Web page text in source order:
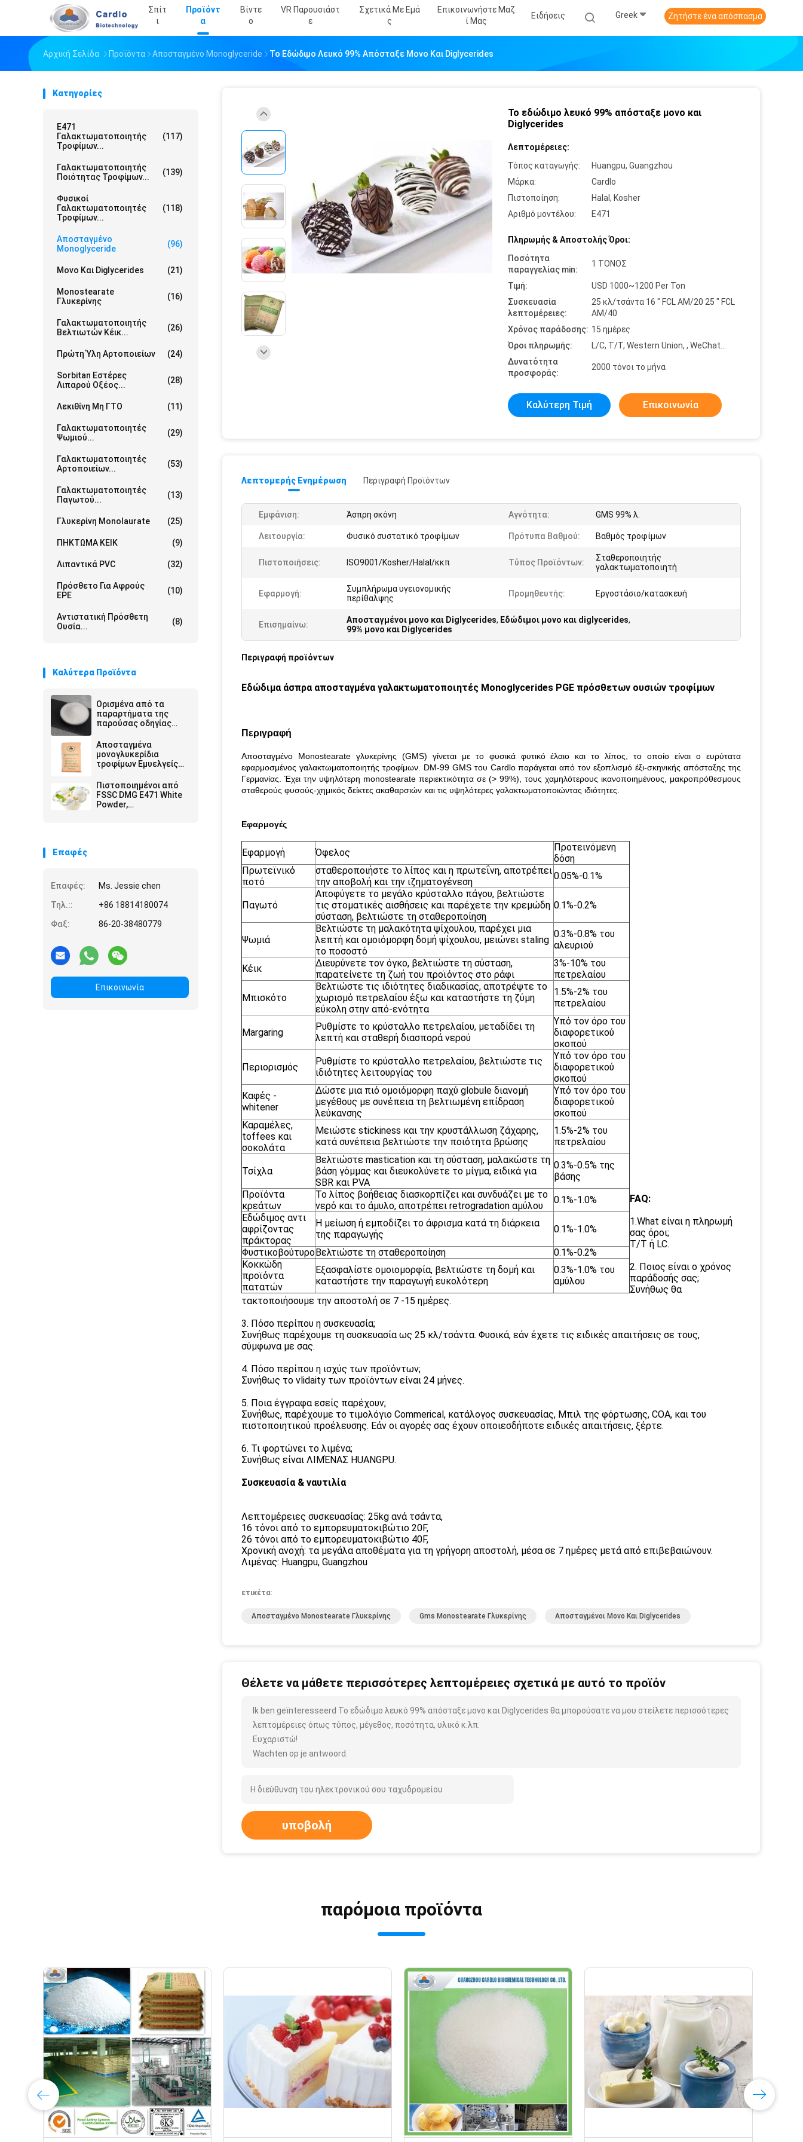
Σπίτ
Ι
Προϊόντ
Α
Βίντε
Ο
VR Παρουσιάστ
Ε
Σχετικά Με Εμά
Σ
Επικοινωνήστε Μαζ
Ί Μας
Ειδήσεις Greek Ζητήστε ένα απόσπασμα
Αρχική Σελίδα Προϊόντα Αποσταγμένο Monoglyceride Το Εδώδιμο Λευκό 99% Απόσταξε Μονο Και Diglycerides
Κατηγορίες
E471
Γαλακτωματοποιητής
Τροφίμων...
(117)
Γαλακτωματοποιητής
Ποιότητας Τροφίμων...
(139)
Φυσικοί
Γαλακτωματοποιητές
Τροφίμων...
(118)
Αποσταγμένο
Monoglyceride
(96)
Μονο Και Diglycerides (21)
Monostearate
Γλυκερίνης
(16)
Γαλακτωματοποιητής
Βελτιωτών Κέικ...
(26)
Πρώτη Ύλη Αρτοποιείων (24)
Sorbitan Εστέρες
Λιπαρού Οξέος...
(28)
Λεκιθίνη Μη ΓΤΟ (11)
Γαλακτωματοποιητές
Ψωμιού...
(29)
Γαλακτωματοποιητές
Αρτοποιείων...
(53)
Γαλακτωματοποιητές
Παγωτού...
(13)
Γλυκερίνη Monolaurate (25)
ΠΗΚΤΩΜΑ ΚΕΙΚ (9)
Λιπαντικά PVC (32)
Πρόσθετο Για Αφρούς
EPE
(10)
Αντιστατική Πρόσθετη
Ουσία...
(8)
Καλύτερα Προϊόντα
Ορισμένα από τα
παραρτήματα της
παρούσας οδηγίας
περιλαμβάνονται στο
παράρτημα της
παρούσας οδηγίας.
Αποσταγμένα
μονογλυκερίδια
τροφίμων Εμυελγείς
παραγωγή DATEM
Πιστοποιημένοι από
FSSC DMG E471 White
Powder,
Επαφές
Επαφές:
Ms. Jessie chen
Τηλ.::
+86 18814180074
Φαξ:
86-20-38480779
Επικοινωνία
Το εδώδιμο λευκό 99% απόσταξε μονο και
Diglycerides
Λεπτομέρειες:
Τόπος καταγωγής:
Huangpu, Guangzhou
Μάρκα:
Cardlo
Πιστοποίηση:
Halal, Kosher
Αριθμό μοντέλου:
E471
Πληρωμής & Αποστολής Όροι:
Ποσότητα
παραγγελίας min:
1 ΤΟΝΟΣ
Τιμή:
USD 1000~1200 Per Ton
Συσκευασία
λεπτομέρειες:
25 κλ/τσάντα 16 " FCL ΑΜ/20 25 " FCL
ΑΜ/40
Χρόνος παράδοσης: 15 ημέρες
Όροι πληρωμής:
L/C, T/T, Western Union, , WeChat…
Δυνατότητα
προσφοράς:
2000 τόνοι το μήνα
Καλύτερη Τιμή Επικοινωνία
Λεπτομερής Ενημέρωση Περιγραφή Προϊόντων
Εμφάνιση: Άσπρη σκόνη Αγνότητα: GMS 99% λ.
Λειτουργία: Φυσικό συστατικό τροφίμων Πρότυπα Βαθμού: Βαθμός τροφίμων
Πιστοποιήσεις: ISO9001/Kosher/Halal/κκπ Τύπος Προϊόντων:
Σταθεροποιητής
γαλακτωματοποιητή
Εφαρμογή:
Συμπλήρωμα υγειονομικής
περίθαλψης
Προμηθευτής: Εργοστάσιο/κατασκευή
Επισημαίνω: Αποσταγμένοι μονο και Diglycerides, Εδώδιμοι μονο και diglycerides,
99% μονο και Diglycerides
Περιγραφή προϊόντων
Εδώδιμα άσπρα αποσταγμένα γαλακτωματοποιητές Monoglycerides PGE πρόσθετων ουσιών τροφίμων
Περιγραφή
Αποσταγμένο Monostearate γλυκερίνης (GMS) γίνεται με το φυσικά φυτικό έλαιο και το λίπος, το οποίο είναι ο ευρύτατα
εφαρμοσμένος γαλακτωματοποιητής τροφίμων. DM-99 GMS του Cardlo παράγεται από τον εξοπλισμό έξι-σκηνικής απόσταξης της
Γερμανίας. Έχει την υψηλότερη monostearate περιεκτικότητα σε (> 99%), τους χαμηλότερους ικανοποιημένους, μακροπρόθεσμους
σταθερούς φυσούς-χημικός δείκτες ακαθαρσιών και τις υψηλότερες γαλακτωματοποιώντας ιδιότητες.
Εφαρμογές
Εφαρμογή Όφελος
Προτεινόμενη
δόση
Πρωτεϊνικό
ποτό
σταθεροποιήστε το λίπος και η πρωτεΐνη, αποτρέπει
την αποβολή και την ιζηματογένεση
0.05%-0.1%
Παγωτό
Αποφύγετε το μεγάλο κρύσταλλο πάγου, βελτιώστε
τις στοματικές αισθήσεις και παρέχετε την κρεμώδη
σύσταση, βελτιώστε τη σταθεροποίηση
0.1%-0.2%
Ψωμιά
Βελτιώστε τη μαλακότητα ψίχουλου, παρέχει μια
λεπτή και ομοιόμορφη δομή ψίχουλου, μειώνει staling
το ποσοστό
0.3%-0.8% του
αλευριού
Κέικ
Διευρύνετε τον όγκο, βελτιώστε τη σύσταση,
παρατείνετε τη ζωή του προϊόντος στο ράφι
3%-10% του
πετρελαίου
Μπισκότο
Βελτιώστε τις ιδιότητες διαδικασίας, αποτρέψτε το
χωρισμό πετρελαίου έξω και καταστήστε τη ζύμη
εύκολη στην από-ενότητα
1.5%-2% του
πετρελαίου
Margaring
Ρυθμίστε το κρύσταλλο πετρελαίου, μεταδίδει τη
λεπτή και σταθερή διασπορά νερού
Υπό τον όρο του
διαφορετικού
σκοπού
Περιορισμός
Ρυθμίστε το κρύσταλλο πετρελαίου, βελτιώστε τις
ιδιότητες λειτουργίας του
Υπό τον όρο του
διαφορετικού
σκοπού
Καφές -
whitener
Δώστε μια πιό ομοιόμορφη παχύ globule διανομή
μεγέθους με συνέπεια τη βελτιωμένη επίδραση
λεύκανσης
Υπό τον όρο του
διαφορετικού
σκοπού
Καραμέλες,
toffees και
σοκολάτα
Μειώστε stickiness και την κρυστάλλωση ζάχαρης,
κατά συνέπεια βελτιώστε την ποιότητα βρώσης
1.5%-2% του
πετρελαίου
Τσίχλα
Βελτιώστε mastication και τη σύσταση, μαλακώστε τη
βάση γόμμας και διευκολύνετε το μίγμα, ειδικά για
SBR και PVA
0.3%-0.5% της
βάσης
Προϊόντα
κρεάτων
Το λίπος βοήθειας διασκορπίζει και συνδυάζει με το
νερό και το άμυλο, αποτρέπει retrogradation αμύλου
0.1%-1.0%
Εδώδιμος αντι
αφρίζοντας
πράκτορας
Η μείωση ή εμποδίζει το άφρισμα κατά τη διάρκεια
της παραγωγής
0.1%-1.0%
ΦυστικοβούτυροΒελτιώστε τη σταθεροποίηση
0.1%-0.2%
Κοκκώδη
προϊόντα
πατατών
Εξασφαλίστε ομοιομορφία, βελτιώστε τη δομή και
καταστήστε την παραγωγή ευκολότερη
0.3%-1.0% του
αμύλου
FAQ:
1.What είναι η πληρωμή
σας όροι;
T/T ή LC.
2. Ποιος είναι ο χρόνος
παράδοσής σας;
Συνήθως θα
τακτοποιήσουμε την αποστολή σε 7 -15 ημέρες.
3. Πόσο περίπου η συσκευασία;
Συνήθως παρέχουμε τη συσκευασία ως 25 κλ/τσάντα. Φυσικά, εάν έχετε τις ειδικές απαιτήσεις σε τους,
σύμφωνα με σας.
4. Πόσο περίπου η ισχύς των προϊόντων;
Συνήθως το vlidaity των προϊόντων είναι 24 μήνες.
5. Ποια έγγραφα εσείς παρέχουν;
Συνήθως, παρέχουμε το τιμολόγιο Commerical, κατάλογος συσκευασίας, Μπιλ της φόρτωσης, COA, και του
πιστοποιητικού προέλευσης. Εάν οι αγορές σας έχουν οποιεσδήποτε ειδικές απαιτήσεις, ξέρτε.
6. Τι φορτώνει το λιμένα;
Συνήθως είναι ΛΙΜΈΝΑΣ HUANGPU.
Συσκευασία & ναυτιλία
Λεπτομέρειες συσκευασίας: 25kg ανά τσάντα,
16 τόνοι από το εμπορευματοκιβώτιο 20F,
26 τόνοι από το εμπορευματοκιβώτιο 40F,
Χρονική ανοχή: τα μεγάλα αποθέματα για τη γρήγορη αποστολή, μέσα σε 7 ημέρες μετά από επιβεβαιώνουν.
Λιμένας: Huangpu, Guangzhou
ετικέτα:
Αποσταγμένο Monostearate Γλυκερίνης Gms Monostearate Γλυκερίνης Αποσταγμένοι Μονο Και Diglycerides
Θέλετε να μάθετε περισσότερες λεπτομέρειες σχετικά με αυτό το προϊόν
Ik ben geïnteresseerd Το εδώδιμο λευκό 99% απόσταξε μονο και Diglycerides θα μπορούσατε να μου στείλετε περισσότερες
λεπτομέρειες όπως τύπος, μέγεθος, ποσότητα, υλικό κ.λπ.
Ευχαριστώ!
Wachten op je antwoord.
υποβολή
παρόμοια προϊόντα